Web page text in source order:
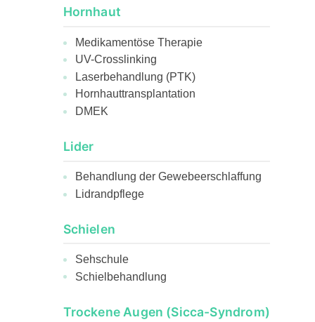
Hornhaut
Medikamentöse Therapie
UV-Crosslinking
Laserbehandlung (PTK)
Hornhauttransplantation
DMEK
Lider
Behandlung der Gewebeerschlaffung
Lidrandpflege
Schielen
Sehschule
Schielbehandlung
Trockene Augen (Sicca-Syndrom)